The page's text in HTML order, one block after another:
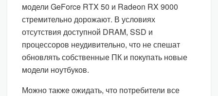
модели GeForce RTX 50 и Radeon RX 9000
стремительно дорожают. В условиях
отсутствия доступной DRAM, SSD и
процессоров неудивительно, что не спешат
обновлять собственные ПК и покупать новые
модели ноутбуков.
Можно также ожидать, что потребители все